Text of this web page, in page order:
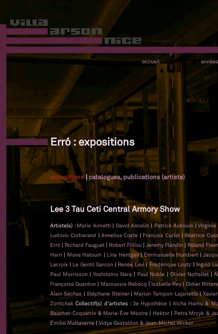
accueil années
Erró : expositions
expositions|catalogues, publications (artiste)
Lee 3 Tau Ceti Central Armory Show
Artiste(s) : Marie Aimetti | David Ancelin | Patrick Aubouin |
Ludovic Corberand |Annelise Coste | François Curlet | Béatrice
Erró | Richard Fauguet | Robert Filliou |Jeremy Flandin | Roland
Harri | Mona Hatoum | Lina Hentgen|Emmanuelle Humbert|
Lacroix | Le Gentil Garcon | Renée Levi| Frédérique Loutz|Ingrid
Paul Morrisson |Yoshitomo Nara | Paul Noble | Olivier Nottellet|
Françoise Quardon | Maroussia Rebecq |Isabelle Rey| Didier
Alain Séchas |Stéphane Steiner | Marion Tampon-Lajariette|
ZoritchakCollectif(s) d'artistes :3e Hypothèse | Aïcha Hamu &
Bauchet-Coquatrix & Marie-Ève Mestre | Hektor | Petra Mrzyk &
Émilie Maltaverne | Vidya Gastaldon & Jean-Michel Wicker